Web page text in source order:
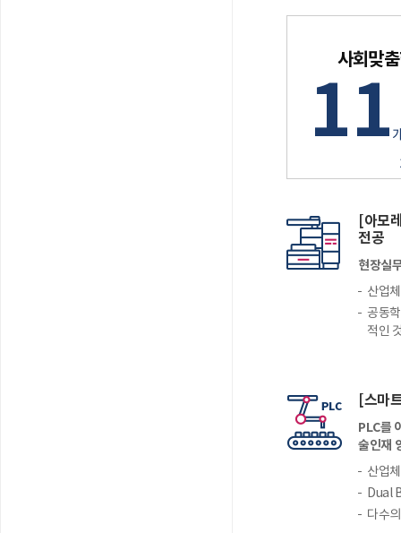
사회맞
11
[아모
전공
현장실
산업
공동
적인
[스마
PLC를
술인재
산업
Dual
다수